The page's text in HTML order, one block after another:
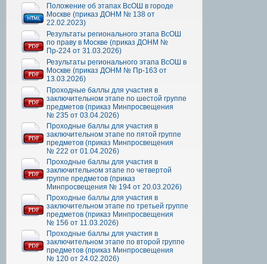
Положение об этапах ВсОШ в городе
Москве (приказ ДОНМ № 138 от
22.02.2023)
Результаты регионального этапа ВсОШ
по праву в Москве (приказ ДОНМ №
Пр-224 от 31.03.2026)
Результаты регионального этапа ВсОШ в
Москве (приказ ДОНМ № Пр-163 от
13.03.2026)
Проходные баллы для участия в
заключительном этапе по шестой группе
предметов (приказ Минпросвещения
№ 235 от 03.04.2026)
Проходные баллы для участия в
заключительном этапе по пятой группе
предметов (приказ Минпросвещения
№ 222 от 01.04.2026)
Проходные баллы для участия в
заключительном этапе по четвертой
группе предметов (приказ
Минпросвещения № 194 от 20.03.2026)
Проходные баллы для участия в
заключительном этапе по третьей группе
предметов (приказ Минпросвещения
№ 156 от 11.03.2026)
Проходные баллы для участия в
заключительном этапе по второй группе
предметов (приказ Минпросвещения
№ 120 от 24.02.2026)